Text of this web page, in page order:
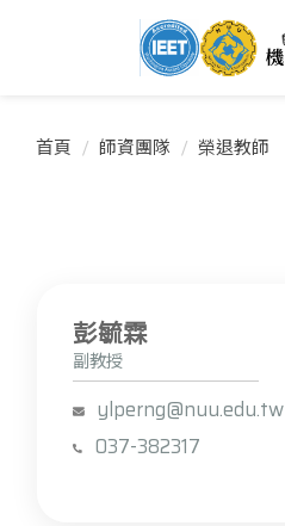
首頁 師資團隊 榮退教師
彭毓霖
副教授
ylperng@nuu.edu.tw
037-382317